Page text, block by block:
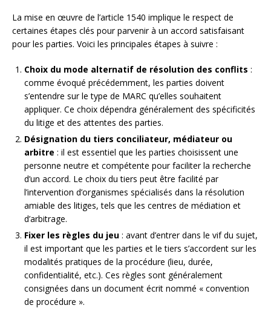
La mise en œuvre de l’article 1540 implique le respect de
certaines étapes clés pour parvenir à un accord satisfaisant
pour les parties. Voici les principales étapes à suivre :
Choix du mode alternatif de résolution des conflits :
comme évoqué précédemment, les parties doivent
s’entendre sur le type de MARC qu’elles souhaitent
appliquer. Ce choix dépendra généralement des spécificités
du litige et des attentes des parties.
Désignation du tiers conciliateur, médiateur ou
arbitre : il est essentiel que les parties choisissent une
personne neutre et compétente pour faciliter la recherche
d’un accord. Le choix du tiers peut être facilité par
l’intervention d’organismes spécialisés dans la résolution
amiable des litiges, tels que les centres de médiation et
d’arbitrage.
Fixer les règles du jeu : avant d’entrer dans le vif du sujet,
il est important que les parties et le tiers s’accordent sur les
modalités pratiques de la procédure (lieu, durée,
confidentialité, etc.). Ces règles sont généralement
consignées dans un document écrit nommé « convention
de procédure ».